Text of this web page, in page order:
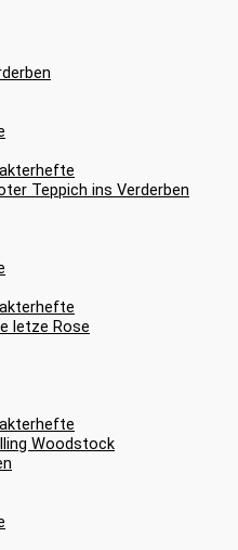
Teppich ins Verderben
letze Rose
Woodstock